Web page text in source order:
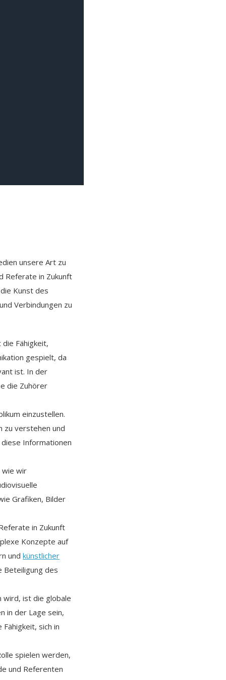
unsere Art zu
Referate in Zukunft
Kunst des
Verbindungen zu
Fähigkeit,
gespielt, da
ist. In der
die Zuhörer
einzustellen.
zu verstehen und
Informationen
wie wir
Grafiken, Bilder
in Zukunft
Konzepte auf
undkünstlicher
Beteiligung des
ist die globale
in der Lage sein,
sich in
spielen werden,
und Referenten